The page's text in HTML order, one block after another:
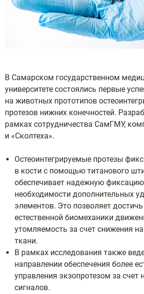
В Самарском государственном
университете состоялись первые
на животных прототипов
протезов нижних конечностей.
рамках сотрудничества СамГМУ,
и «Сколтеха».
Остеоинтегрируемые протезы
в кости с помощью титанового
обеспечивает надежную фиксацию
необходимости дополнительных
элементов. Это позволяет
естественной биомеханики
утомляемость за счет снижения
ткани.
В рамках исследования также
направлении обеспечения более
управления экзопротезом за
сигналов.